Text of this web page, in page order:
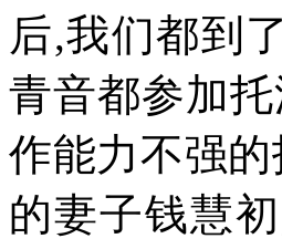
后,我们都到
青音都参加
作能力不强的
的妻子钱慧初